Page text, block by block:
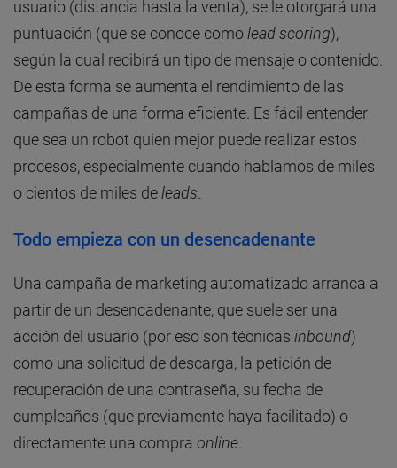
usuario (distancia hasta la venta), se le otorgará una
puntuación (que se conoce comolead scoring),
según la cual recibirá un tipo de mensaje o contenido.
De esta forma se aumenta el rendimiento de las
campañas de una forma eficiente. Es fácil entender
que sea un robot quien mejor puede realizar estos
procesos, especialmente cuando hablamos de miles
o cientos de miles deleads
Todo empieza con un desencadenante
Una campaña de marketing automatizado arranca a
partir de un desencadenante, que suele ser una
acción del usuario (por eso son técnicas inbound)
como una solicitud de descarga, la petición de
recuperación de una contraseña, su fecha de
cumpleaños (que previamente haya facilitado) o
directamente una compra online